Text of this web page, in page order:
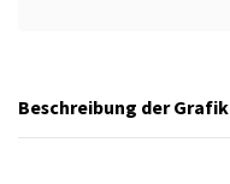
Beschreibung der Grafik